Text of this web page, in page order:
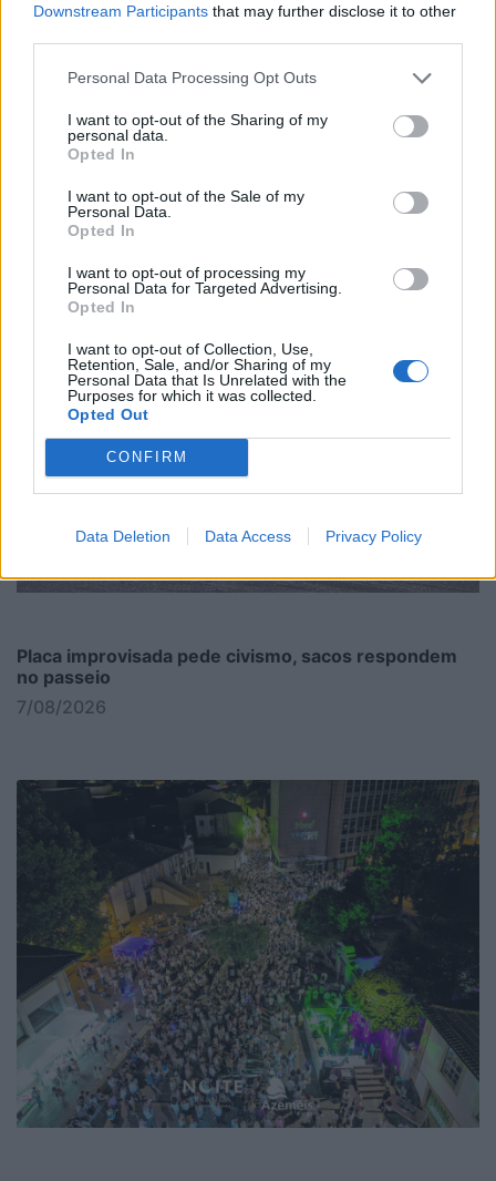
Downstream Participants that may further disclose it to other
Personal Data Processing Opt Outs
I want to opt-out of the Sharing of my
personal data.
Opted In
I want to opt-out of the Sale of my
Personal Data.
Opted In
I want to opt-out of processing my
Personal Data for Targeted Advertising.
Opted In
I want to opt-out of Collection, Use,
Retention, Sale, and/or Sharing of my
Personal Data that Is Unrelated with the
Purposes for which it was collected.
Opted Out
CONFIRM
Data Deletion Data Access Privacy Policy
Oliveirense segura e coesa na chegada a Albufeira
Placa improvisada pede civismo, sacos respondem
no passeio
7/08/2026